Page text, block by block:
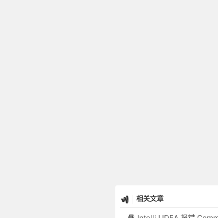
相关文章